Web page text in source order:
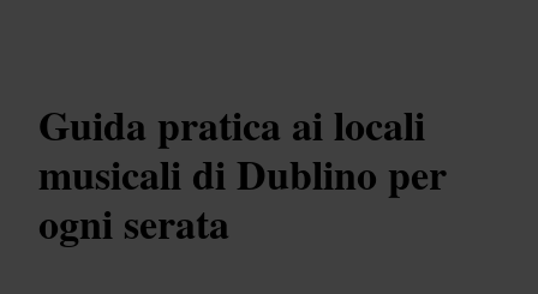
Guida pratica ai locali
musicali di Dublino per
ogni serata